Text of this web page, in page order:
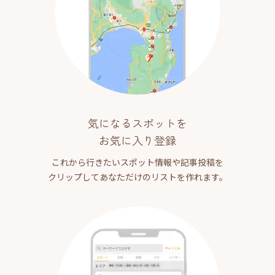
気になるスポットを
お気に入り登録
これから行きたいスポット情報や記事投稿を
クリップしてあなただけのリストを作れます。